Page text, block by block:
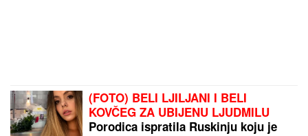
(FOTO) BELI LJILJANI I BELI
KOVČEG ZA UBIJENU LJUDMILU
Porodica ispratila Ruskinju koju je